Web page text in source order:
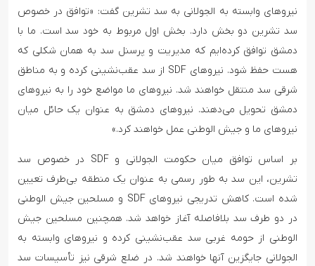
نیروهای وابسته به الجولانی به سد تشرین گفت: «توافق در خصوص
سد تشرین دو بخش دارد. بخش اول مربوط به خود سد است. ما با
دمشق توافق کرده‌ایم که مدیریت و پرسنل سد به همان شکلی که
هست حفظ شود. نیروهای SDF از سد عقب‌نشینی کرده و به مناطق
شرقی سد منتقل خواهند شد. نیروهای ما مواضع خود را به نیروهای
دمشق تحویل می‌دهند. نیروهای دمشق به عنوان یک حائل میان
نیروهای ما و جیش الوطنی عمل خواهند کرد.»
بر اساس توافق میان حکومت الجولانی و SDF در خصوص سد
تشرین، این سد به طور رسمی به عنوان یک منطقه بی‌طرف تعیین
شده است. کاهش تدریجی نیروهای SDF و مسلحین جیش الوطنی
در دو طرف سد بلافاصله آغاز خواهد شد. همچنین مسلحین جیش
الوطنی از حومه غربی سد عقب‌نشینی کرده و نیروهای وابسته به
الجولانی جایگزین آنها خواهند شد. در ضلع شرقی نیز تأسیسات سد